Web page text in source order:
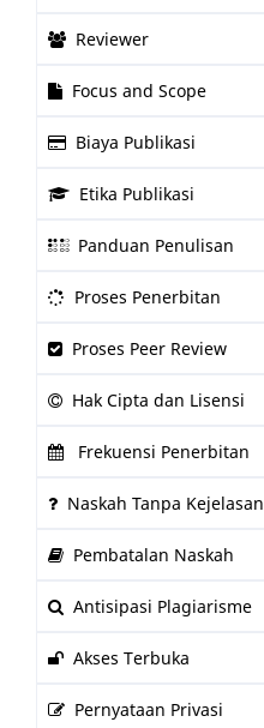
Reviewer
Focus and Scope
Biaya Publikasi
Etika Publikasi
Panduan Penulisan
Proses Penerbitan
Proses Peer Review
Hak Cipta dan Lisensi
Frekuensi Penerbitan
Naskah Tanpa Kejelasan
Pembatalan Naskah
Antisipasi Plagiarisme
Akses Terbuka
Pernyataan Privasi